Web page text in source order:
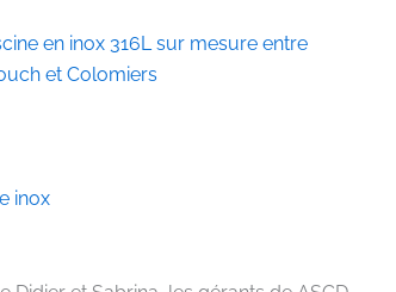
en inox 316L sur mesure entre
et Colomiers
inox